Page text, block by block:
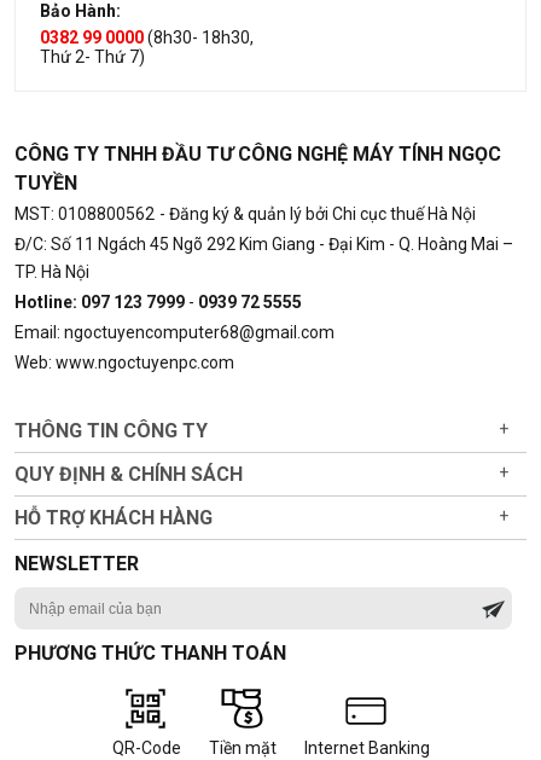
Bảo Hành:
0382 99 0000(8h30- 18h30,
Thứ 2- Thứ 7)
CÔNG TY TNHH ĐẦU TƯ CÔNG NGHỆ MÁY TÍNH NGỌC
TUYỀN
MST: 0108800562 - Đăng ký & quản lý bởi Chi cục thuế Hà Nội
Đ/C: Số 11 Ngách 45 Ngõ 292 Kim Giang - Đại Kim - Q. Hoàng Mai –
TP. Hà Nội
Hotline: 097 123 7999 - 0939 72 5555
Email: ngoctuyencomputer68@gmail.com
Web: www.ngoctuyenpc.com
THÔNG TIN CÔNG TY +
QUY ĐỊNH & CHÍNH SÁCH +
HỖ TRỢ KHÁCH HÀNG +
NEWSLETTER
PHƯƠNG THỨC THANH TOÁN
QR-Code Tiền mặt Internet Banking